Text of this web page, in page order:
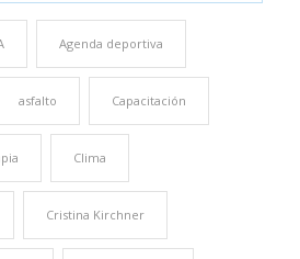
Agenda deportiva
asfalto Capacitación
Clima
Cristina Kirchner